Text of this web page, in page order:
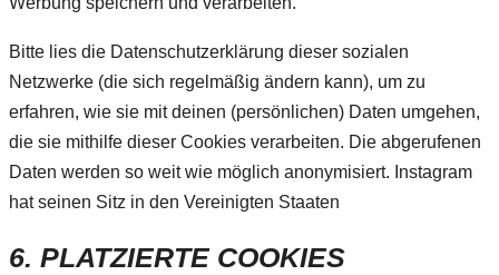
Bitte lies die Datenschutzerklärung dieser sozialen
Netzwerke (die sich regelmäßig ändern kann), um zu
erfahren, wie sie mit deinen (persönlichen) Daten umgehen,
die sie mithilfe dieser Cookies verarbeiten. Die abgerufenen
Daten werden so weit wie möglich anonymisiert. Instagram
hat seinen Sitz in den Vereinigten Staaten
6. PLATZIERTE COOKIES